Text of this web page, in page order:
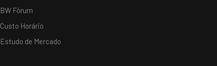
BW Fórum
Custo Horário
Estudo de Mercado